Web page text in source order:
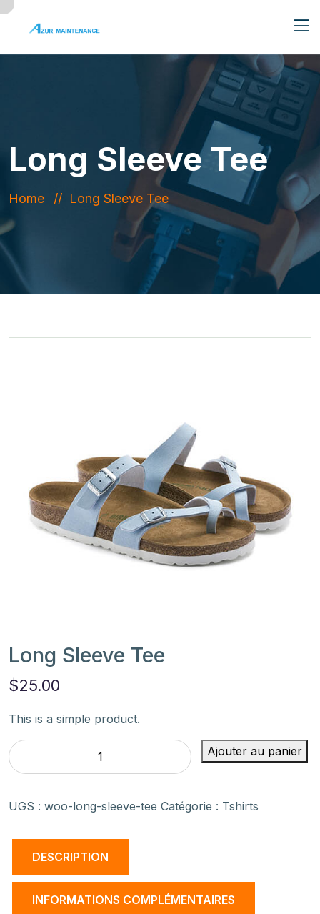
Long Sleeve Tee
Home Long Sleeve Tee
Long Sleeve Tee
$25.00
This is a simple product.
quantité
de
Sleeve
Ajouter au panier
UGS : woo-long-sleeve-tee Catégorie : Tshirts
DESCRIPTION
INFORMATIONS COMPLÉMENTAIRES